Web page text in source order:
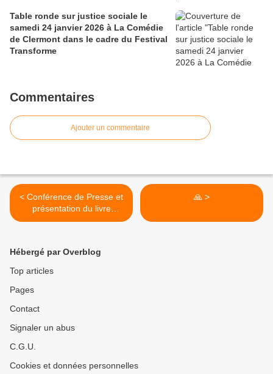
Table ronde sur justice sociale le
samedi 24 janvier 2026 à La Comédie
de Clermont dans le cadre du Festival
Transforme
Commentaires
Ajouter un commentaire
< Conférence de Presse et
présentation du livre
Dernière Sommation - Jeudi
🙏 >
Hébergé par Overblog
Top articles
Pages
Contact
Signaler un abus
C.G.U.
Cookies et données personnelles